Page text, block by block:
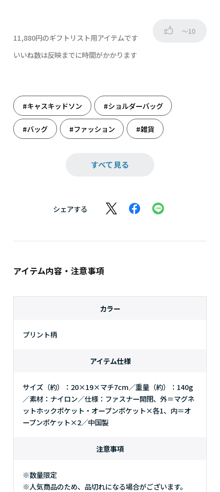
11,880円のギフトリスト用アイテムです
～10
いいね数は反映までに時間がかかります
#キャスキッドソン #ショルダーバッグ
#バッグ #ファッション #雑貨
すべて見る
シェアする
アイテム内容・注意事項
カラー
プリント柄
アイテム仕様
サイズ（約）：20×19×マチ7cm／重量（約）：140g
／素材：ナイロン／仕様：ファスナー開閉、外＝マグネ
ットホックポケット・オープンポケット×各1、内＝オ
ープンポケット×2／中国製
注意事項
※数量限定
※人気商品のため、品切れになる場合がございます。